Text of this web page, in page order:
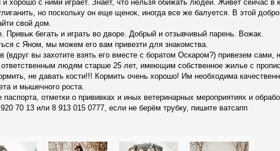
хорошо с ними играет. Знает, что нельзя обижать людей. Живет сейчас в
но поскольку он еще щенок, иногда все же балуется. В этой
свой дом.
Привык бегать и играть во дворе. Добрый и отзывчивый парень. Вожак.
с Яном, мы можем его вам привезти для знакомства.
вы захотите взять его вместе с боратом Оскаром?) привезем сами,
людям старше 25 лет, имеющим собственное жилье с
не давать кости!!! Кормить очень хорошо! Им необходима
и мышечного роста.
отметки о прививках и иных ветеринарных мероприятиях и
70 13 или 8 913 015 0777, если не берём трубку, пишите ватсапп